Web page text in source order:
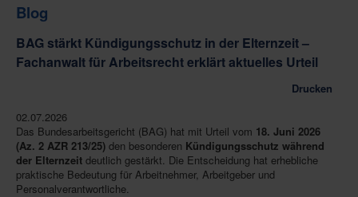
Blog
BAG stärkt Kündigungsschutz in der Elternzeit –
Fachanwalt für Arbeitsrecht erklärt aktuelles Urteil
Drucken
02.07.2026
Das Bundesarbeitsgericht (BAG) hat mit Urteil vom 18. Juni 2026
(Az. 2 AZR 213/25) den besonderen Kündigungsschutz während
der Elternzeit deutlich gestärkt. Die Entscheidung hat erhebliche
praktische Bedeutung für Arbeitnehmer, Arbeitgeber und
Personalverantwortliche.